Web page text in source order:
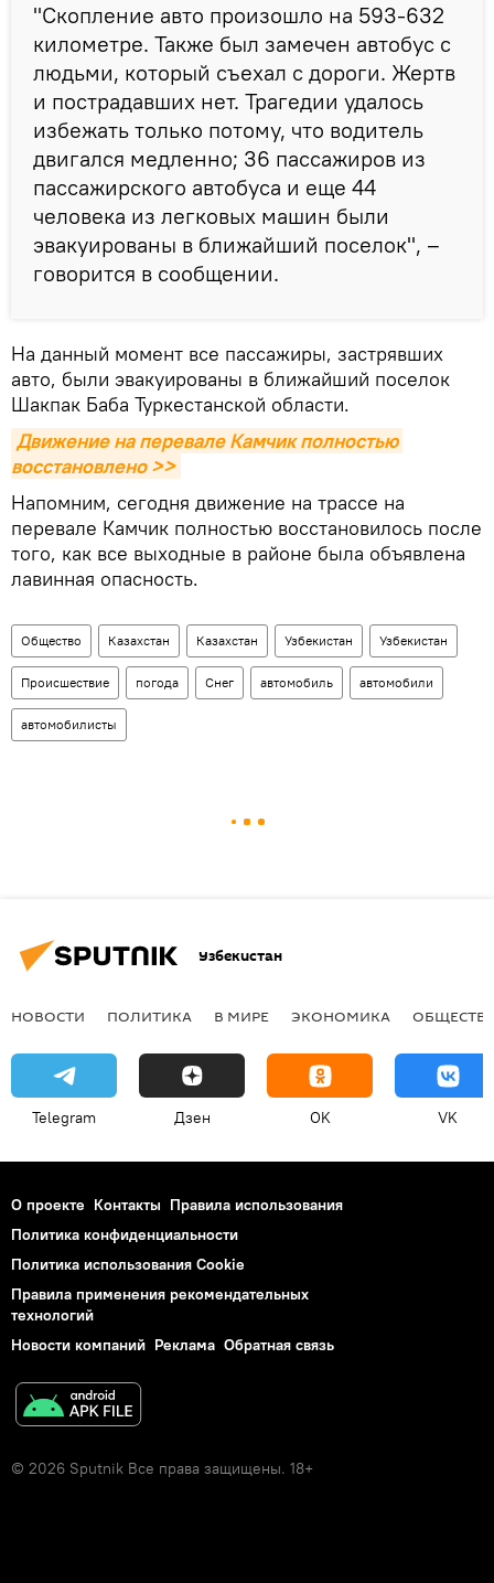
"Скопление авто произошло на 593-632
километре. Также был замечен автобус с
людьми, который съехал с дороги. Жертв
и пострадавших нет. Трагедии удалось
избежать только потому, что водитель
двигался медленно; 36 пассажиров из
пассажирского автобуса и еще 44
человека из легковых машин были
эвакуированы в ближайший поселок", –
говорится в сообщении.
На данный момент все пассажиры, застрявших
авто, были эвакуированы в ближайший поселок
Шакпак Баба Туркестанской области.
Движение на перевале Камчик полностью
восстановлено >>
Напомним, сегодня движение на трассе на
перевале Камчик полностью восстановилось после
того, как все выходные в районе была объявлена
лавинная опасность.
Общество Казахстан Казахстан Узбекистан Узбекистан
Происшествие погода Снег автомобиль автомобили
автомобилисты
Узбекистан
НОВОСТИ ПОЛИТИКА В МИРЕ ЭКОНОМИКА
Telegram Дзен OK VK
О проекте Контакты Правила использования
Политика конфиденциальности
Политика использования Cookie
Правила применения рекомендательных
технологий
Новости компаний Реклама Обратная связь
© 2026 Sputnik Все права защищены. 18+